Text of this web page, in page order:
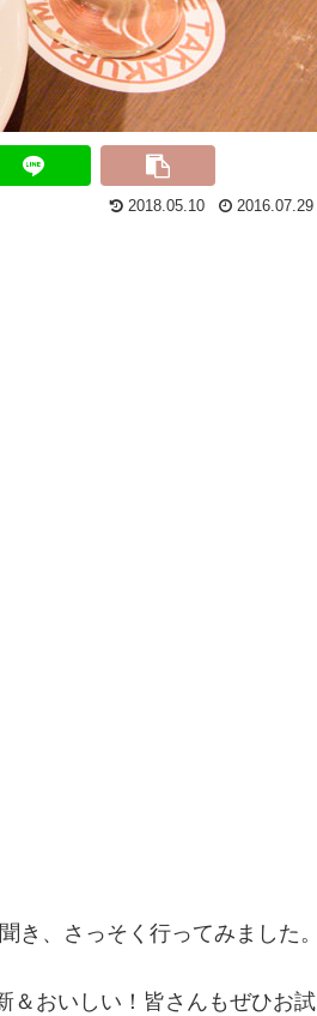
2018.05.10 2016.07.29
き、さっそく行ってみました。
＆おいしい！皆さんもぜひお試